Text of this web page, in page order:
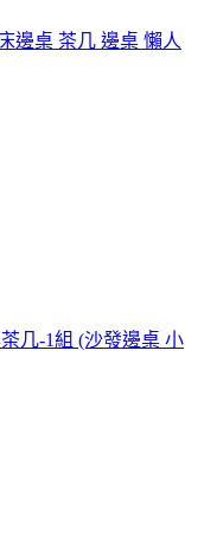
邊桌 茶几 邊桌 懶人
几-1組 (沙發邊桌 小